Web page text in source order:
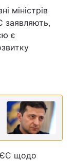
міністрів
заявляють,
є
ЄС щодо